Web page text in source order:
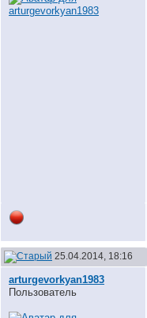
25.04.2014, 18:16
arturgevorkyan1983
Пользователь